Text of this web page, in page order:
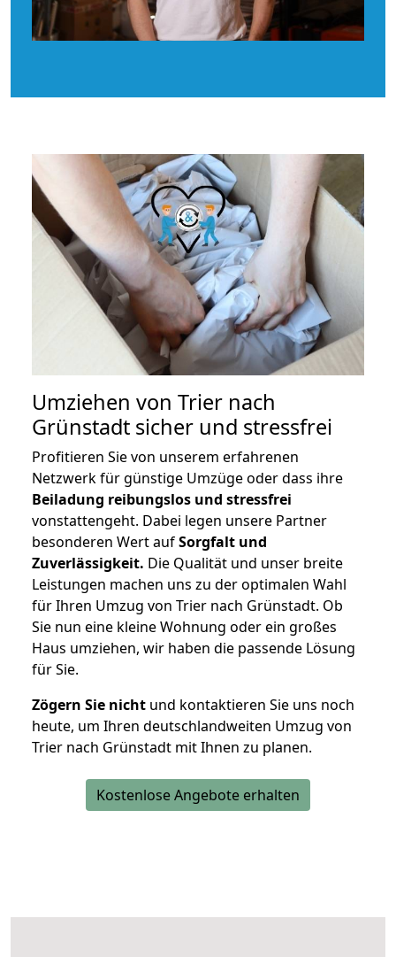
Umziehen von Trier nach
Grünstadt sicher und stressfrei
Profitieren Sie von unserem erfahrenen
Netzwerk für günstige Umzüge oder dass ihre
Beiladung reibungslos und stressfrei
vonstattengeht. Dabei legen unsere Partner
besonderen Wert aufSorgfalt und
Zuverlässigkeit. Die Qualität und unser breite
Leistungen machen uns zu der optimalen Wahl
für Ihren Umzug von Trier nach Grünstadt. Ob
Sie nun eine kleine Wohnung oder ein großes
Haus umziehen, wir haben die passende Lösung
für Sie.
Zögern Sie nicht und kontaktieren Sie uns noch
heute, um Ihren deutschlandweiten Umzug von
Trier nach Grünstadt mit Ihnen zu planen.
Kostenlose Angebote erhalten